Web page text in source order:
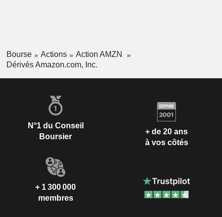
Bourse Actions
Action AMZN
Dérivés Amazon.com, Inc.
N°1 du Conseil
Boursier
+ de 20 ans
à vos côtés
+ 1 300 000
membres